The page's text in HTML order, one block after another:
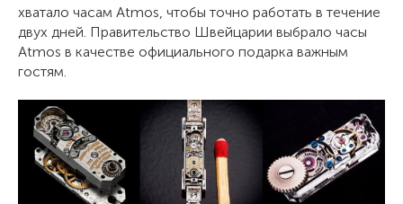
хватало часам Atmos, чтобы точно работать в течение
двух дней. Правительство Швейцарии выбрало часы
Atmos в качестве официального подарка важным
гостям.